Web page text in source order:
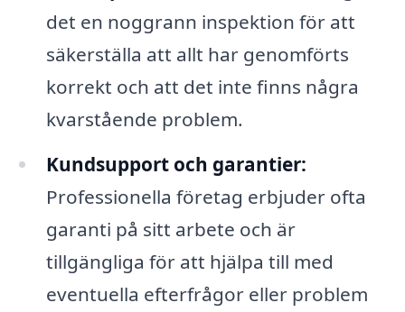
det en noggrann inspektion för att
säkerställa att allt har genomförts
korrekt och att det inte finns några
kvarstående problem.
Kundsupport och garantier:
Professionella företag erbjuder ofta
garanti på sitt arbete och är
tillgängliga för att hjälpa till med
eventuella efterfrågor eller problem